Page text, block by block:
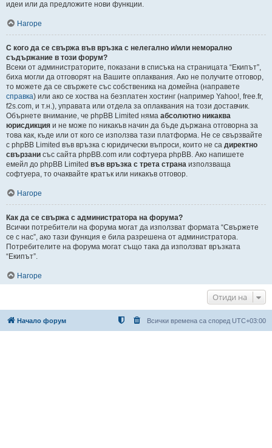
идеи или да предложите нови функции.
Нагоре
С кого да се свържа във връзка с нелегално и/или неморално
съдържание в този форум?
Всеки от администраторите, показани в списъка на страницата “Екипът”,
биха могли да отговорят на Вашите оплаквания. Ако не получите отговор,
то можете да се свържете със собственика на домейна (направете
справка) или ако се хоства на безплатен хостинг (например Yahoo!, free.fr,
f2s.com, и т.н.), управата или отдела за оплаквания на този доставчик.
Обърнете внимание, че phpBB Limited няма абсолютно никаква
юрисдикция и не може по никакъв начин да бъде държана отговорна за
това как, къде или от кого се използва тази платформа. Не се свързвайте
с phpBB Limited във връзка с юридически въпроси, които не са директно
свързани със сайта phpBB.com или софтуера phpBB. Ако напишете
емейл до phpBB Limited във връзка с трета страна използваща
софтуера, то очаквайте кратък или никакъв отговор.
Нагоре
Как да се свържа с администратора на форума?
Всички потребители на форума могат да използват формата “Свържете
се с нас”, ако тази функция е била разрешена от администратора.
Потребителите на форума могат също така да използват връзката
“Екипът”.
Нагоре
Отиди на
Начало форум Всички времена са според UTC+03:00